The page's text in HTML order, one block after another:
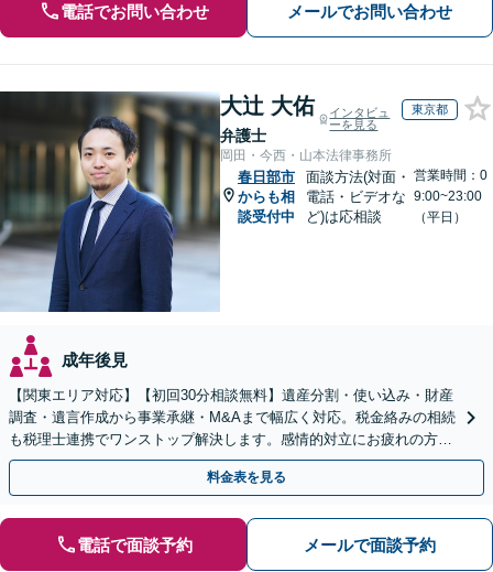
電話でお問い合わせ メールでお問い合わせ
大辻 大佑
弁護士
インタビュ
ーを見る
東京都
岡田・今西・山本法律事務所
春日部市
からも相
談受付中
面談方法(対面・
電話・ビデオな
ど)は応相談
営業時間：0
9:00~23:00
（平日）
成年後見
【関東エリア対応】【初回30分相談無料】遺産分割・使い込み・財産
調査・遺言作成から事業承継・M&Aまで幅広く対応。税金絡みの相続
も税理士連携でワンストップ解決します。感情的対立にお疲れの方や
紛争予防をご検討の方も、お気軽にご相談ください。
料金表を見る
電話で面談予約 メールで面談予約